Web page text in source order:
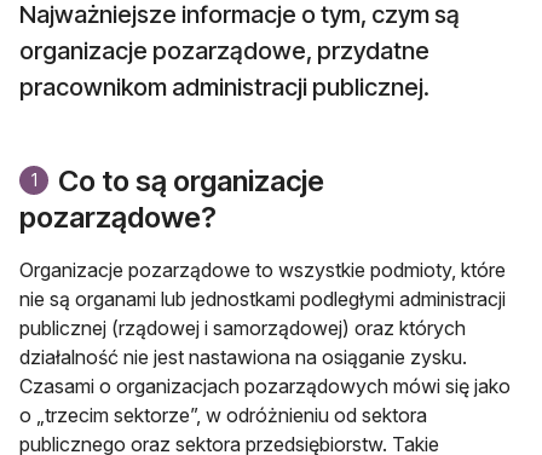
Najważniejsze informacje o tym, czym są
organizacje pozarządowe, przydatne
pracownikom administracji publicznej.
1
Co to są organizacje
pozarządowe?
Organizacje pozarządowe to wszystkie podmioty, które
nie są organami lub jednostkami podległymi administracji
publicznej (rządowej i samorządowej) oraz których
działalność nie jest nastawiona na osiąganie zysku.
Czasami o organizacjach pozarządowych mówi się jako
o „trzecim sektorze”, w odróżnieniu od sektora
publicznego oraz sektora przedsiębiorstw. Takie